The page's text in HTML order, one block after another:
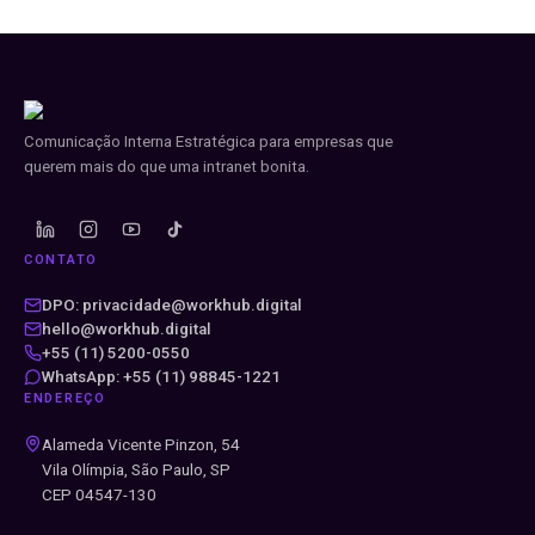
Comunicação Interna Estratégica para empresas que
querem mais do que uma intranet bonita.
CONTATO
DPO: privacidade@workhub.digital
hello@workhub.digital
+55 (11) 5200-0550
WhatsApp: +55 (11) 98845-1221
ENDEREÇO
Alameda Vicente Pinzon, 54
Vila Olímpia, São Paulo, SP
CEP 04547-130